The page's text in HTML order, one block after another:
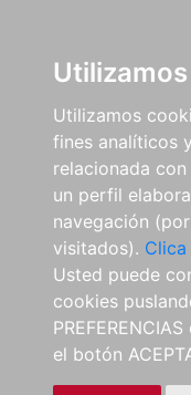
Utilizamos
fines analíticos
relacionada
un perfil
navegación
visitados).
Usted puede
cookies
el botón